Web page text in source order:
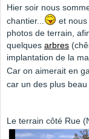
Hier soir nous
chantier...
et
photos de terrain,
quelques arbres
implantation de la
Car on aimerait en
car un des plus
Le terrain côté Rue